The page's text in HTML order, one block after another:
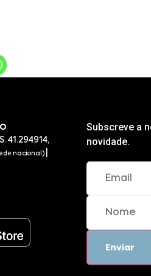
41.294914,
nacional)
Subscreve a
novidade.